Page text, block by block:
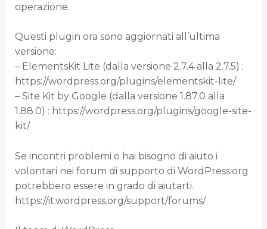
operazione.
Questi plugin ora sono aggiornati all’ultima
versione:
– ElementsKit Lite (dalla versione 2.7.4 alla 2.7.5) :
https://wordpress.org/plugins/elementskit-lite/
– Site Kit by Google (dalla versione 1.87.0 alla
1.88.0) : https://wordpress.org/plugins/google-site-
kit/
Se incontri problemi o hai bisogno di aiuto i
volontari nei forum di supporto di WordPress.org
potrebbero essere in grado di aiutarti.
https://it.wordpress.org/support/forums/